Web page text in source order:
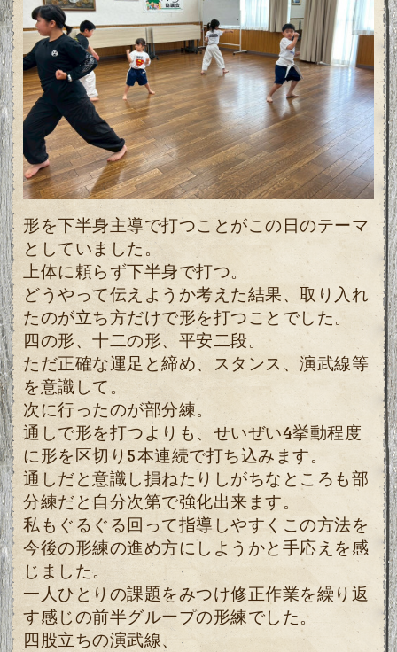
形を下半身主導で打つことがこの日のテーマ
としていました。
上体に頼らず下半身で打つ。
どうやって伝えようか考えた結果、取り入れ
たのが立ち方だけで形を打つことでした。
四の形、十二の形、平安二段。
ただ正確な運足と締め、スタンス、演武線等
を意識して。
次に行ったのが部分練。
通しで形を打つよりも、せいぜい4挙動程度
に形を区切り5本連続で打ち込みます。
通しだと意識し損ねたりしがちなところも部
分練だと自分次第で強化出来ます。
私もぐるぐる回って指導しやすくこの方法を
今後の形練の進め方にしようかと手応えを感
じました。
一人ひとりの課題をみつけ修正作業を繰り返
す感じの前半グループの形練でした。
四股立ちの演武線、